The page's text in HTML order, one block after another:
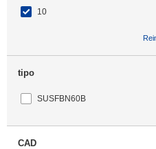
10
tipo
SUSFBN60B
CAD